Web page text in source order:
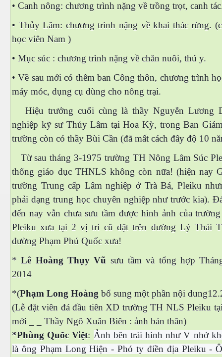
• Canh nông: chương trình nặng về trồng trọt, canh
• Thủy Lâm: chương trình nặng về khai thác rừng.
học viên Nam )
• Mục súc : chương trình nặng về chăn nuôi, thú y.
• Về sau mới có thêm ban Công thôn, chương trình
máy móc, dụng cụ dùng cho nông trại.
Hiệu trưởng cuối cùng là thầy Nguyễn Lương
nghiệp kỹ sư Thủy Lâm tại Hoa Kỳ, trong Ban
trường còn có thầy Bùi Cần (đã mất cách đây độ 10
Từ sau tháng 3-1975 trường TH Nông Lâm Súc
thống giáo dục THNLS không còn nữa! (hiện nay
trường Trung cấp Lâm nghiệp ở Trà Bá, Pleiku
phải dạng trung học chuyên nghiệp như trước kia).
đến nay vẫn chưa sưu tầm được hình ảnh của
Pleiku xưa tại 2 vị trí cũ đặt trên đường Lý Thái
đường Phạm Phú Quốc xưa!
*Lê Hoàng Thụy Vũ sưu tầm và tổng hợp
2014
*(Phạm Long Hoàng bổ sung một phần nội
(Lễ đặt viên đá đầu tiên XD trường TH NLS Pleiku
mới _ _ Thầy Ngô Xuân Biên : ảnh bán thân)
*Phùng Quốc Việt: Ảnh bên trái hình như V nhớ
là ông Phạm Long Hiện - Phó ty điền địa Pleiku -